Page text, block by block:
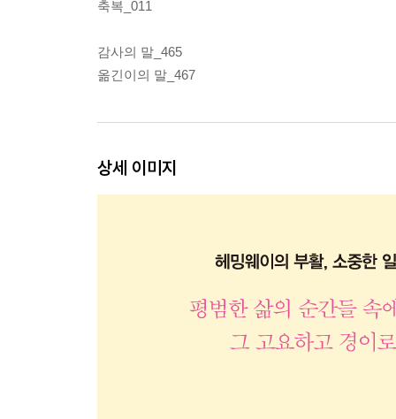
축복_011
감사의 말_465
옮긴이의 말_467
상세 이미지